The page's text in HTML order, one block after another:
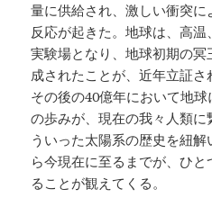
量に供給され、激しい衝突
反応が起きた。地球は、高
実験場となり、地球初期の
成されたことが、近年立証
その後の40億年において地
の歩みが、現在の我々人類
ういった太陽系の歴史を紐
ら今現在に至るまでが、ひ
ることが観えてくる。